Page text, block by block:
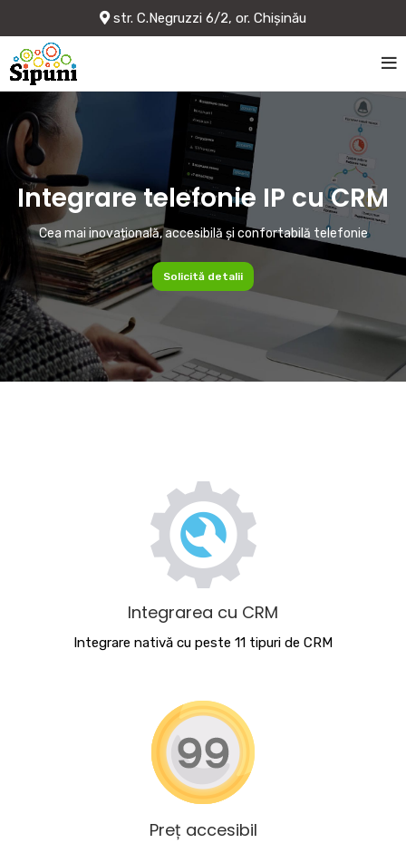
str. C.Negruzzi 6/2, or. Chișinău
Integrare telefonie IP cu CRM
Cea mai inovațională, accesibilă și confortabilă telefonie
Solicită detalii
Integrarea cu CRM
Integrare nativă cu peste 11 tipuri de CRM
Preț accesibil